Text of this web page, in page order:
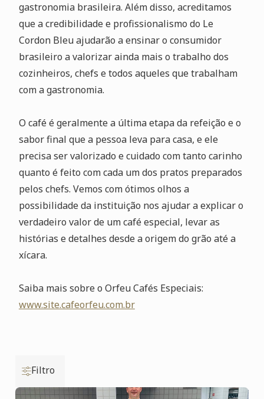
gastronomia brasileira. Além disso, acreditamos
que a credibilidade e profissionalismo do Le
Cordon Bleu ajudarão a ensinar o consumidor
brasileiro a valorizar ainda mais o trabalho dos
cozinheiros, chefs e todos aqueles que trabalham
com a gastronomia.
O café é geralmente a última etapa da refeição e o
sabor final que a pessoa leva para casa, e ele
precisa ser valorizado e cuidado com tanto carinho
quanto é feito com cada um dos pratos preparados
pelos chefs. Vemos com ótimos olhos a
possibilidade da instituição nos ajudar a explicar o
verdadeiro valor de um café especial, levar as
histórias e detalhes desde a origem do grão até a
xícara.
Saiba mais sobre o Orfeu Cafés Especiais:
www.site.cafeorfeu.com.br
Filtro